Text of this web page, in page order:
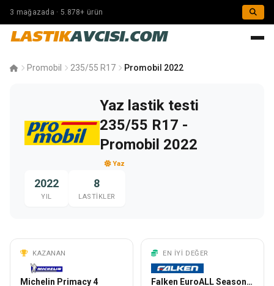
3 mağazada · 5.878+ ürün
LASTIKAVCISI.COM
Promobil 235/55 R17 Promobil 2022
Yaz lastik testi
235/55 R17 -
Promobil 2022
Yaz
2022
YIL
8
LASTIKLER
KAZANAN
Michelin Primacy 4
EN IYI DEĞER
Falken EuroALL Season VAN11